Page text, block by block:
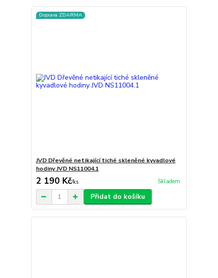
Doprava ZDARMA
JVD Dřevěné netikající tiché skleněné kyvadlové
hodiny JVD NS11004.1
2 190 Kč/ks Skladem
Přidat do košíku